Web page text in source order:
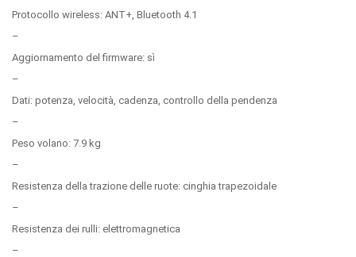
Protocollo wireless: ANT+, Bluetooth 4.1
–
Aggiornamento del firmware: sì
–
Dati: potenza, velocità, cadenza, controllo della pendenza
–
Peso volano: 7.9 kg
–
Resistenza della trazione delle ruote: cinghia trapezoidale
–
Resistenza dei rulli: elettromagnetica
–